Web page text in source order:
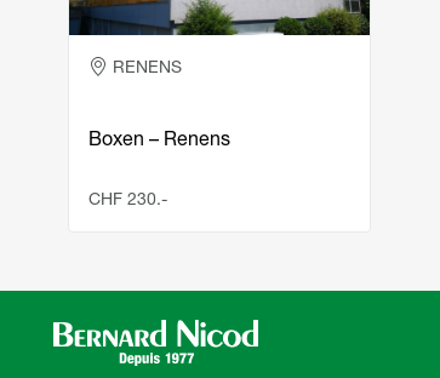
RENENS
Boxen – Renens
CHF 230.-